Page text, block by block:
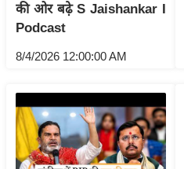
टे
क्नॉ
लॉ
टी
/
फै
की ओर बढ़े S Jaishankar I
Podcast
8/4/2026 12:00:00 AM